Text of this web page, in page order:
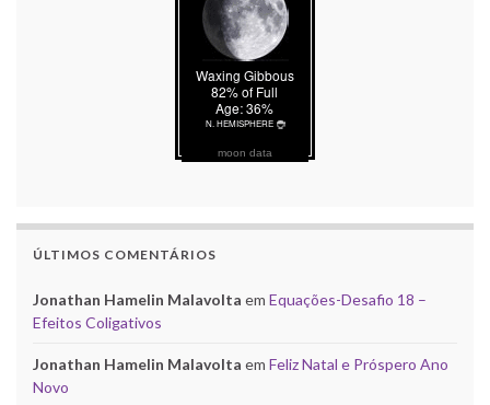
moon data
ÚLTIMOS COMENTÁRIOS
Jonathan Hamelin Malavolta em Equações-Desafio 18 –
Efeitos Coligativos
Jonathan Hamelin Malavolta em Feliz Natal e Próspero Ano
Novo